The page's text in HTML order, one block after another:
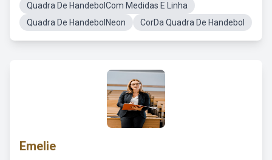
Quadra De HandebolCom Medidas E Linha
Quadra De HandebolNeon
CorDa Quadra De Handebol
Emelie